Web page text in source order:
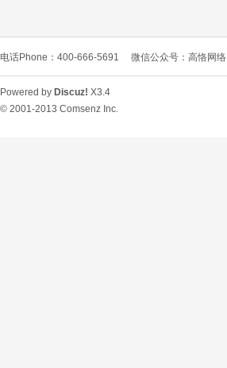
电话Phone：400-666-5691 微信公众号：高恪网络
Powered by Discuz! X3.4
© 2001-2013 Comsenz Inc.